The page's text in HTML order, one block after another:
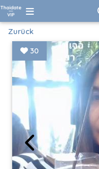
Zurück
30